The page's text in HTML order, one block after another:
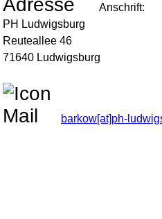
Anschrift:
PH Ludwigsburg
Reuteallee 46
71640 Ludwigsburg
barkow[at]ph-